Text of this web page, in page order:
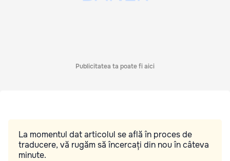
Publicitatea ta poate fi aici
La momentul dat articolul se află în proces de
traducere, vă rugăm să încercați din nou în câteva
minute.